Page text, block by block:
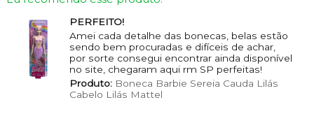
PERFEITO!
Amei cada detalhe das bonecas, belas estão
sendo bem procuradas e difíceis de achar,
por sorte consegui encontrar ainda disponível
no site, chegaram aqui rm SP perfeitas!
Produto:Boneca Barbie Sereia Cauda Lilás
Cabelo Lilás Mattel